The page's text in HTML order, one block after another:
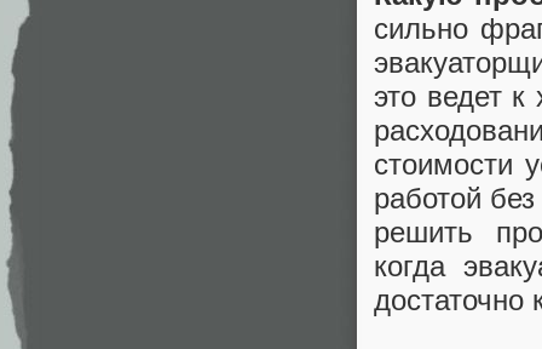
сильно
это ведет
стоимости
работой
решить
когда
достаточно